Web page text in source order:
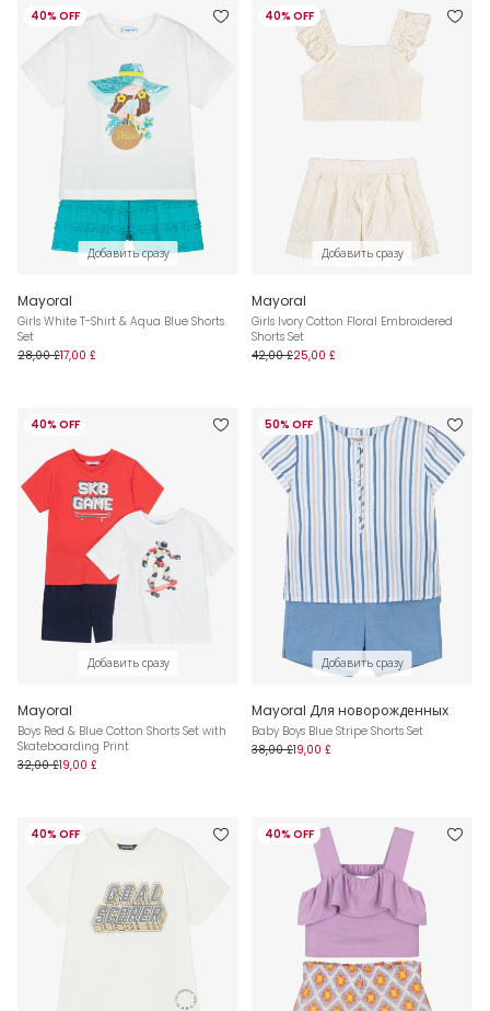
40% OFF
Добавить сразу
Mayoral
Girls White T-Shirt & Aqua Blue Shorts
Set
28,00 £17,00 £
40% OFF
Добавить сразу
Mayoral
Girls Ivory Cotton Floral Embroidered
Shorts Set
42,00 £25,00 £
40% OFF
Добавить сразу
Mayoral
Boys Red & Blue Cotton Shorts Set with
Skateboarding Print
32,00 £19,00 £
50% OFF
Добавить сразу
Mayoral Для новорожденных
Baby Boys Blue Stripe Shorts Set
38,00 £19,00 £
40% OFF 40% OFF